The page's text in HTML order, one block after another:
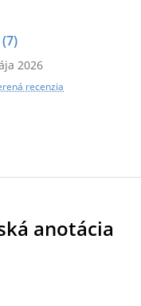
(7)
2026
recenzia
anotácia